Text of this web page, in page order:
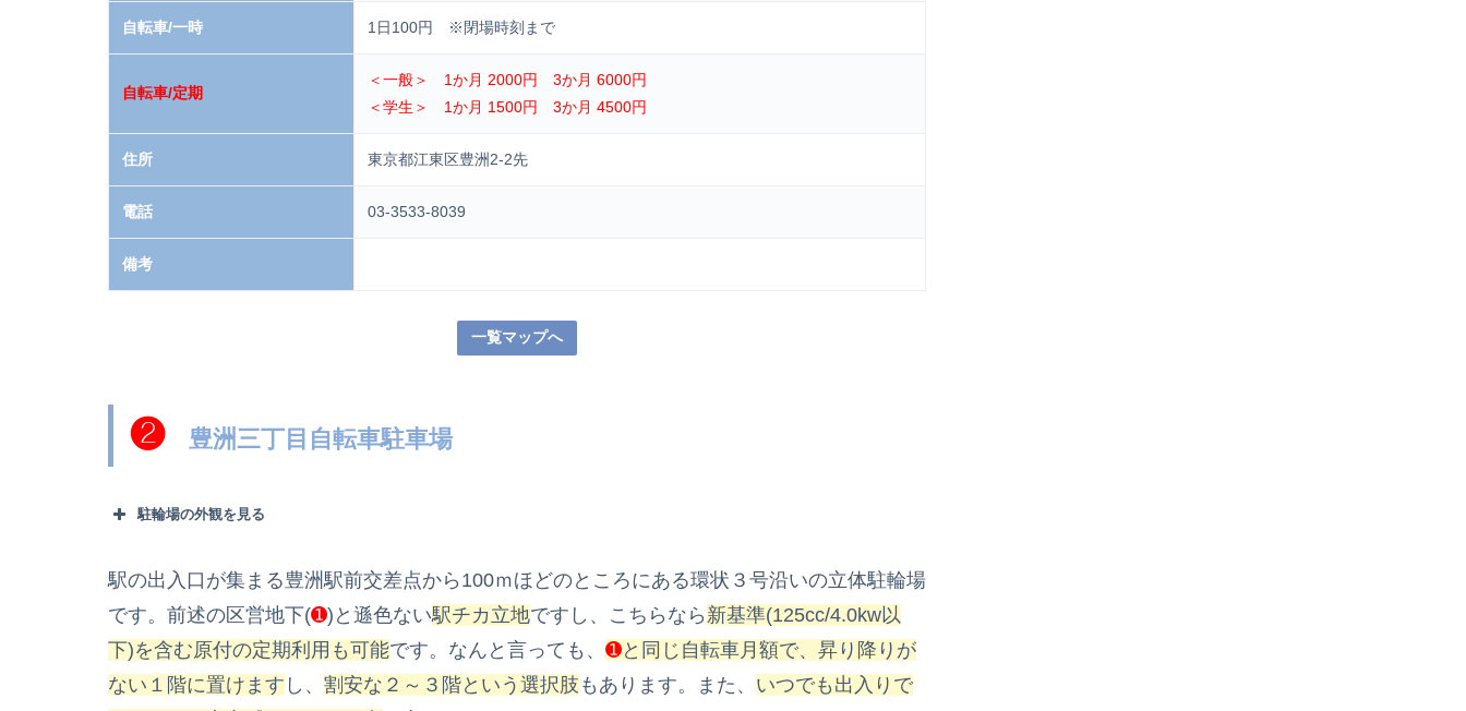
自転車/一時 1日100円 ※閉場時刻まで
自転車/定期
＜一般＞ 1か月 2000円 3か月 6000円
＜学生＞ 1か月 1500円 3か月 4500円
住所 東京都江東区豊洲2-2先
電話 03-3533-8039
備考
一覧マップへ
❷豊洲三丁目自転車駐車場
駐輪場の外観を見る
駅の出入口が集まる豊洲駅前交差点から100ｍほどのところにある環状３号沿いの立体駐輪場
です。前述の区営地下(➊)と遜色ない駅チカ立地ですし、こちらなら 新基準(125cc/4.0kw以
下)を含む原付の定期利用も可能です。なんと言っても、 ➊と同じ自転車月額で、昇り降りが
ない１階に置けます し、 割安な２～３階という選択肢 もあります。また、 いつでも出入りで